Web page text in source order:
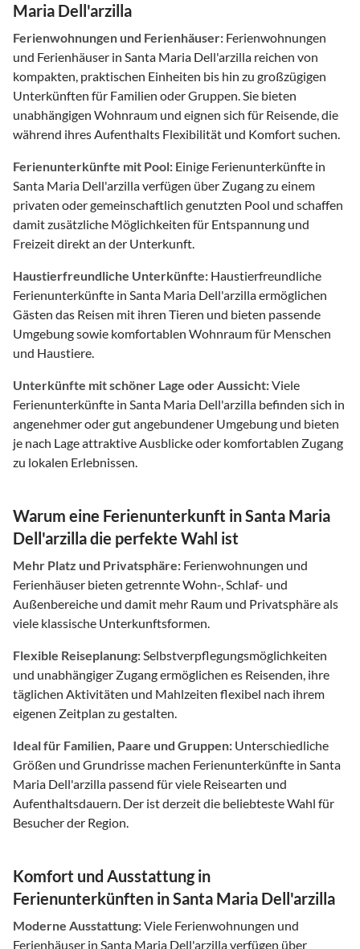
Maria Dell'arzilla
Ferienwohnungen und Ferienhäuser: Ferienwohnungen
und Ferienhäuser in Santa Maria Dell'arzilla reichen von
kompakten, praktischen Einheiten bis hin zu großzügigen
Unterkünften für Familien oder Gruppen. Sie bieten
unabhängigen Wohnraum und eignen sich für Reisende, die
während ihres Aufenthalts Flexibilität und Komfort suchen.
Ferienunterkünfte mit Pool: Einige Ferienunterkünfte in
Santa Maria Dell'arzilla verfügen über Zugang zu einem
privaten oder gemeinschaftlich genutzten Pool und schaffen
damit zusätzliche Möglichkeiten für Entspannung und
Freizeit direkt an der Unterkunft.
Haustierfreundliche Unterkünfte: Haustierfreundliche
Ferienunterkünfte in Santa Maria Dell'arzilla ermöglichen
Gästen das Reisen mit ihren Tieren und bieten passende
Umgebung sowie komfortablen Wohnraum für Menschen
und Haustiere.
Unterkünfte mit schöner Lage oder Aussicht:Viele
Ferienunterkünfte in Santa Maria Dell'arzilla befinden sich in
angenehmer oder gut angebundener Umgebung und bieten
je nach Lage attraktive Ausblicke oder komfortablen Zugang
zu lokalen Erlebnissen.
Warum eine Ferienunterkunft in Santa Maria
Dell'arzilla die perfekte Wahl ist
Mehr Platz und Privatsphäre: Ferienwohnungen und
Ferienhäuser bieten getrennte Wohn-, Schlaf- und
Außenbereiche und damit mehr Raum und Privatsphäre als
viele klassische Unterkunftsformen.
Flexible Reiseplanung:Selbstverpflegungsmöglichkeiten
und unabhängiger Zugang ermöglichen es Reisenden, ihre
täglichen Aktivitäten und Mahlzeiten flexibel nach ihrem
eigenen Zeitplan zu gestalten.
Ideal für Familien, Paare und Gruppen: Unterschiedliche
Größen und Grundrisse machen Ferienunterkünfte in Santa
Maria Dell'arzilla passend für viele Reisearten und
Aufenthaltsdauern. Der ist derzeit die beliebteste Wahl für
Besucher der Region.
Komfort und Ausstattung in
Ferienunterkünften in Santa Maria Dell'arzilla
Moderne Ausstattung:Viele Ferienwohnungen und
Ferienhäuser in Santa Maria Dell'arzilla verfügen über